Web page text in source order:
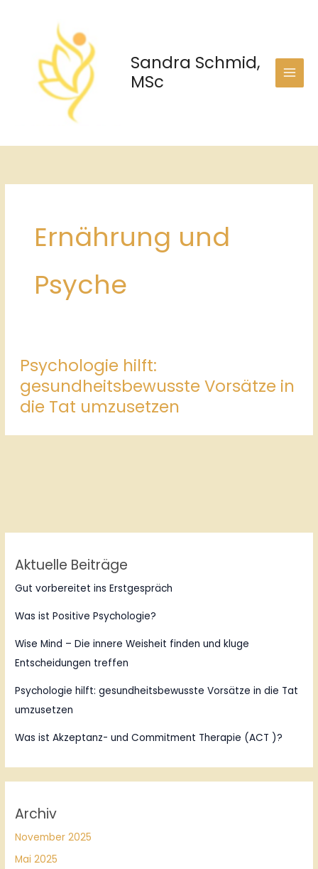
Sandra Schmid,
MSc
Ernährung und
Psyche
Psychologie hilft:
gesundheitsbewusste Vorsätze in
die Tat umzusetzen
Aktuelle Beiträge
Gut vorbereitet ins Erstgespräch
Was ist Positive Psychologie?
Wise Mind – Die innere Weisheit finden und kluge
Entscheidungen treffen
Psychologie hilft: gesundheitsbewusste Vorsätze in die Tat
umzusetzen
Was ist Akzeptanz- und Commitment Therapie (ACT )?
Archiv
November 2025
Mai 2025